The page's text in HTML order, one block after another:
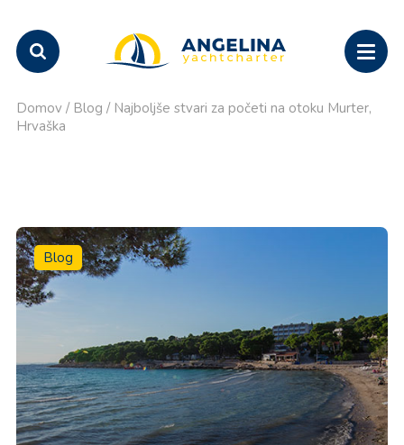
Domov / Blog / Najboljše stvari za početi na otoku Murter,
Hrvaška
Blog